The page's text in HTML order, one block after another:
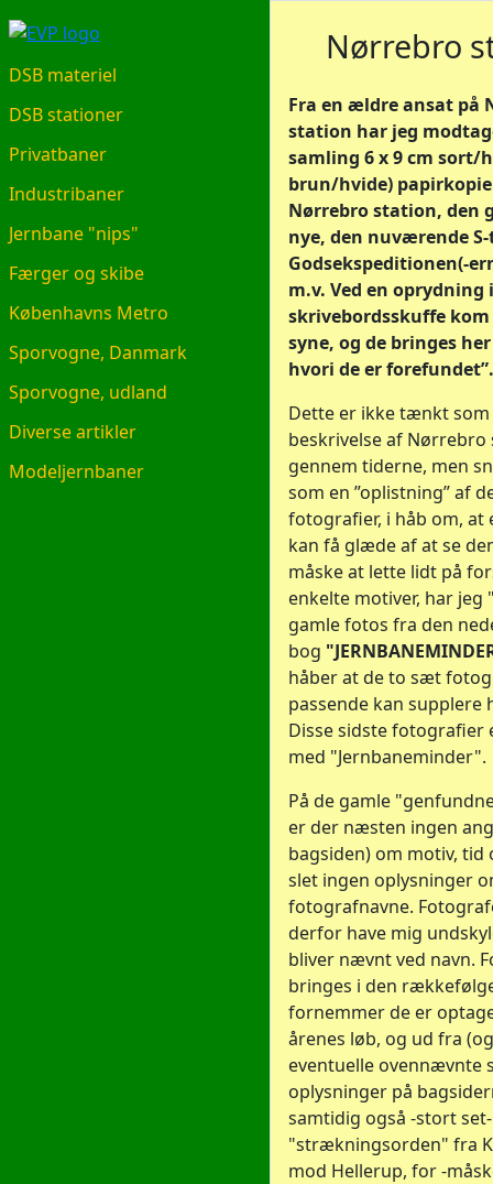
EVP.DK
DSB materiel
DSB stationer
Privatbaner
Industribaner
Jernbane "nips"
Færger og skibe
Københavns Metro
Sporvogne, Danmark
Sporvogne, udland
Diverse artikler
Modeljernbaner
Nørrebro
Fra en ældre ansat på
station har jeg
samling 6 x 9 cm sort/
brun/hvide)
Nørrebro station, den
nye, den nuværende
Godsekspeditionen(-
m.v. Ved en oprydning
skrivebordsskuffe
syne, og de bringes
hvori de er forefundet”.
Dette er ikke tænkt
beskrivelse af Nørrebro
gennem tiderne, men
som en ”oplistning” af
fotografier, i håb om, at
kan få glæde af at se
måske at lette lidt på
enkelte motiver, har jeg
gamle fotos fra den
bog
håber at de to sæt
passende kan supplere
Disse sidste fotografier
med "Jernbaneminder".
På de gamle
er der næsten ingen
bagsiden) om motiv, tid
slet ingen oplysninger
fotografnavne.
derfor have mig
bliver nævnt ved navn.
bringes i den
fornemmer de er
årenes løb, og ud fra
eventuelle ovennævnte
oplysninger på
samtidig også -stort
"strækningsorden" fra
mod Hellerup, for -